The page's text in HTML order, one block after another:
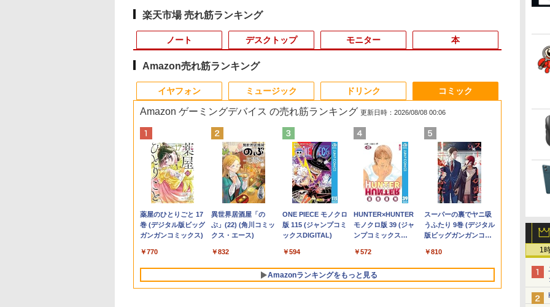
1
楽天市場 売れ筋ランキング
ノート
1
【期間限定 キャンペ
ン】中古ノートパソコ
ン Windows11 Office
搭載 軽量 13.3型 モバ
イルPC 富士通
LIFEBOOK E734 Intel
Celeron 第4世代CPU
メモリ4GB
SSD128GB+外付け
bluetooth内蔵
￥7,980
2
中古ノートパソコン・
windows11 office付・
整備済み品・富士通
ARROWS Tab Q508 文
教モデル 10.1型
WUXGA タブレットPC
(Atom / 4GB / 128GB /
Windows 11 & Office
2019 搭載) 本体＋専用
￥9,800
3
【期間限定破格金
額！】新生活 新古品
Win11搭載 パソコンノ
ートパソコンoffice付
PC 初期設定済 15.6型
インテル高速CPU ラン
ダムで発送 メモリ4GB
～ 高速SSD1TB 最大
zoom 軽量薄型 無線 型
番更新で在庫処分
￥9,980
4
【中古】 店長セレクト
おまかせA4ノートパソ
コン Windows10 お気
軽ノートPC
4GB Celeron搭載 液晶
15インチ 中古ノートパ
ソコン DVDドライブ
(内蔵or外付) WPS
ン
レビュー投稿 5年保証
｜MS Office 2024
H&B 搭載｜中古 ノー
トパソコン
Windows11 Office付
｜スペック Core i5 第7
世代 メモリ 8GB 大容
量 HDD 500GB テンキ
ー DVDドライブ搭載
ソコン 中古PC オフィ
￥19,800
【大特価】中
DynaBook
BL
典：WPS
コン ダイナ
デスクトップ
1
【中古】 Apple TV HD
32GB MR912J/A
(A1625) 周辺機器 / 発
売時期2015年〜
￥4,680
2
【週末限定クーポン＆
P5倍！】 中古パソコン
中古 デスクトップパソ
コン Office付き 大容量
快適メモリ 第8世代 整
備済み サポート充実
Windows11 Pro DELL
OptiPlex 7060 Core i5
16GB 中古 パソコン デ
￥49,999
3
DELL Optiplex 7090
2500SFF (Win11x64)
中古 Core i7-
2.5GHz(11700)/メモリ
ルチ [B:良品] 2022年頃
購入
￥56,100
4
【エントリーでポイン
ト100％還元のチャン
ス】GMKtec M8 ミニ
PC【AMD Ryzen 5
512GB】4.5GHz 6コア
12スレッド OCuLink
Windows11 Pro
LPDDR5 6400MT/s
2.5GbpsLAN
Bluetooth5.2 WiFi
GMKtec｜ジーエムケ
ーテック 超小型 デス
クトップパソコン
GMKtec NucBox
G11(Windows 11
Pro/Ryzen Embedded
R2514/メモリ
16GB/SSD 256GB)(シ
ルバー) ミニPC GMK-
￥72,000
一体型PC
Webカメラ
モニター
沢/DisplayPort/HDMI/240Hz/1ms/GtoG/Adaptive-
1
【マラソンセール期間
中ポイント5倍】【訳あ
り】 中古モニター
23〜24インチ DP /
HDMI / DVI VGA 端子
選択可能 店長おまかせ
ケーブル付き サブモニ
ターにおすすめ 動作確
認済み 30日保証 送料
￥4,200
2
□◇〇【目が疲れにく
い ブルーライトカッ
ト!!】iiyama/イイヤマ
フルHD対応21.5型
ProLite XUB2292HS-
B1 HDMI対応 スピーカ
ー内蔵 綺麗な鮮明画像
【中古】 送料無料
￥6,500
3
【中古】その他メーカ
ー モバイルモニター
15.6インチ フル
HD【291-ud】
￥7,235
4
【2025新型】モバイル
モニター15.6インチ モ
バイルディスプレイ ポ
ータブルモニタ ゲーム
モニター 1920x1080P
FHD 持ち運び 高輝度
400Nits 非光沢IPSパネ
ル 100%広色域 HDRモ
HDMI端子
PC/Switch/PS4/MAC/
【500円クーポン＋ポ
イント最大31.5%還
元！】モバイルモニタ
ー 15.6 インチ FHD
1920×1080 1080P Fast
IPS パネル 非光沢
1000:1 高コントラスト
超軽量 600g スピーカ
ー内蔵 Type-C/HDMI
￥8,490
【クーポン利
8,980円！】
モバイルモ
本 スピーカ
量 薄型
応 テレワー
ブルモニタ
保証 MINI
本
1
星新一ショートショー
ト1001 [ 星 新一 ]
￥49,500
2
永遠の記憶 [ 東野 圭吾
￥2,310
3
月刊少女野崎くん
（18）特装版 セレク
ト小冊子「堀と鹿島
編」付き （SEコミック
づみ ]
￥1,650
4
【幼児ドリル部門ラン
キング第1位】 学習参
考書 問題集 プリント
ドリル 手先 てさき 遊
プリント」
魔女と傭兵（9） 【電
子書籍】[ 宮木真人 ]
￥792
MAZZEL 1st
photobook
ZEAL [
Amazon売れ筋ランキング
イヤフォン
Anker Soundcore
P40i オフホワイト
Anker Soundcore
P31i ホワイト
￥5,990
Anker Soundcore
Liberty 5 ミッドナイ
トブラック
￥14,990
【2026年アップグレ
ード版】AOKIMI ワ
イヤレスイヤホン
V12 小型軽量 ブルー
トゥースHi-Fi 最大
36時間再生 ぶるーと
ゅーす コードレス
￥2,599
Xiaomi シャオミ
REDMI Buds 8 Lite ワ
イヤレスイヤホン
キャンセリング ANC
36時間再生
￥3,480
ミュージック
BRUCE WAYNE feat.
Flo Milli, ATL Jacob
[Explicit]
￥250
BRUCE WAYNE feat.
Flo Milli, ATL Jacob
[Explicit]
￥250
On My Road
(Stadium ver.)
￥250
On My Road
(Stadium ver.)
￥250
BUGS LIFE
￥250
ドリンク
【Amazon.co.jp限
定】 い・ろ・は・す
2L PET ラベルレス
￥1,112
by Amazon 天然水
ラベルレス 500ml
×24本 富士山の天然
ミネラルウォーター
ペットボトル 静岡県
産 500ミリリットル
(Smart Basic)
￥1,380
by Amazon 天然水
ラベルレス 2L×9本
￥1,117
by Amazon 炭酸水
ラベルレス 500ml
×24本 強炭酸水 ペッ
ットル (Smart
Basic)
￥1,625
コカ・コーラ やかんの
麦茶 from 爽健美茶 ラ
ベルレス
￥2,009
コミック
Amazon ゲーミングデバイス の売れ筋ランキング 更新日時：2026/08/08 00:06
薬屋のひとりごと 17
巻 (デジタル版ビッグ
ガンガンコミックス)
￥770
異世界居酒屋「の
ぶ」(22) (角川コミッ
クス・エース)
￥832
ONE PIECE モノクロ
版 115 (ジャンプコミ
ックスDIGITAL)
￥594
HUNTER×HUNTER
モノクロ版 39 (ジャ
ンプコミックス
￥572
スーパーの裏でヤニ吸
うふたり 9巻 (デジタル
版ビッグガンガンコミ
￥810
Amazonランキングをもっと見る